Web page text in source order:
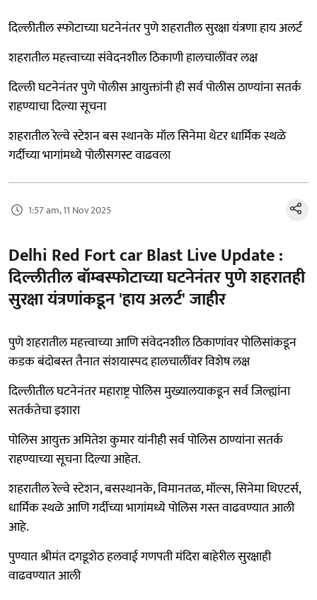
दिल्लीतील स्फोटाच्या घटनेनंतर पुणे शहरातील सुरक्षा यंत्रणा हाय अलर्ट
शहरातील महत्त्वाच्या संवेदनशील ठिकाणी हालचालींवर लक्ष
दिल्ली घटनेनंतर पुणे पोलीस आयुक्तांनी ही सर्व पोलीस ठाण्यांना सतर्क
राहण्याचा दिल्या सूचना
शहरातील रेल्वे स्टेशन बस स्थानके मॉल सिनेमा थेटर धार्मिक स्थळे
गर्दीच्या भागांमध्ये पोलीसगस्ट वाढवला
1:57 am, 11 Nov 2025
Delhi Red Fort car Blast Live Update :
दिल्लीतील बॉम्बस्फोटाच्या घटनेनंतर पुणे शहरातही
सुरक्षा यंत्रणांकडून 'हाय अलर्ट' जाहीर
पुणे शहरातील महत्त्वाच्या आणि संवेदनशील ठिकाणांवर पोलिसांकडून
कडक बंदोबस्त तैनात संशयास्पद हालचालींवर विशेष लक्ष
दिल्लीतील घटनेनंतर महाराष्ट्र पोलिस मुख्यालयाकडून सर्व जिल्ह्यांना
सतर्कतेचा इशारा
पोलिस आयुक्त अमितेश कुमार यांनीही सर्व पोलिस ठाण्यांना सतर्क
राहण्याच्या सूचना दिल्या आहेत.
शहरातील रेल्वे स्टेशन, बसस्थानके, विमानतळ, मॉल्स, सिनेमा थिएटर्स,
धार्मिक स्थळे आणि गर्दीच्या भागांमध्ये पोलिस गस्त वाढवण्यात आली
आहे.
पुण्यात श्रीमंत दगडूशेठ हलवाई गणपती मंदिरा बाहेरील सुरक्षाही
वाढवण्यात आली